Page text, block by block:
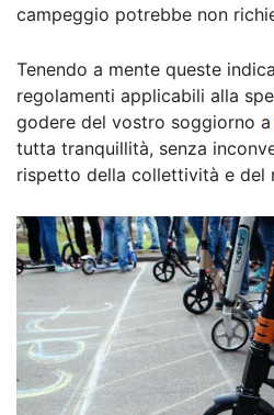
campeggio potrebbe non
Tenendo a mente queste
regolamenti applicabili alla
godere del vostro soggiorno a
tutta tranquillità, senza
rispetto della collettività e del